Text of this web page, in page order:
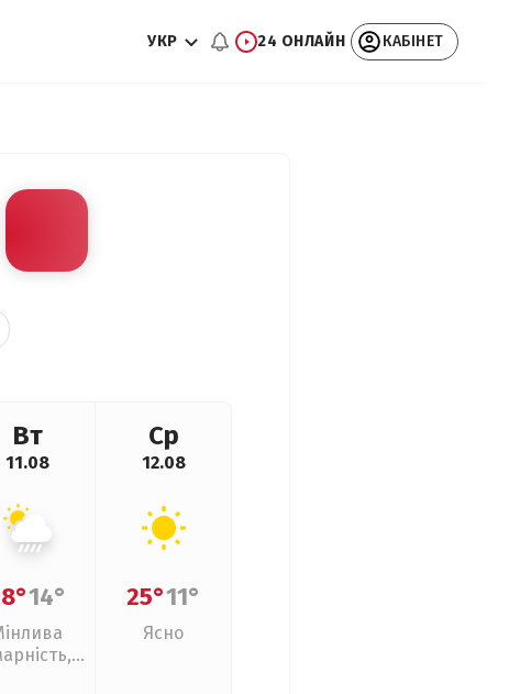
УКР 24 ОНЛАЙН КАБІНЕТ
Вт
11.08
14°
Ср
12.08
25°11°
Ясно